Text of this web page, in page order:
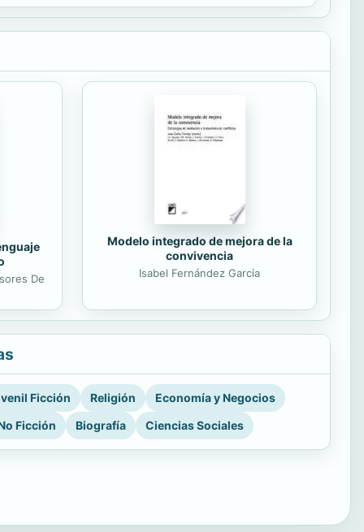
De
Modelo integrado de mejora de la
convivencia
Isabel Fernández García
Ficción Religión
Economía y Negocios
Ficción
Biografía Ciencias Sociales